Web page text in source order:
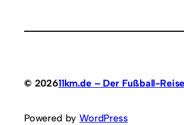
© 202611km.de – Der Fußball-
Powered byWordPress